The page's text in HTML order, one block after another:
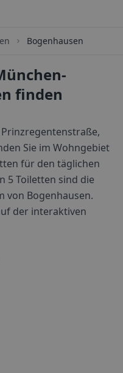
Bogenhausen
finden
Sie im Wohngebiet
für den täglichen
5 Toiletten sind die
von Bogenhausen.
der interaktiven